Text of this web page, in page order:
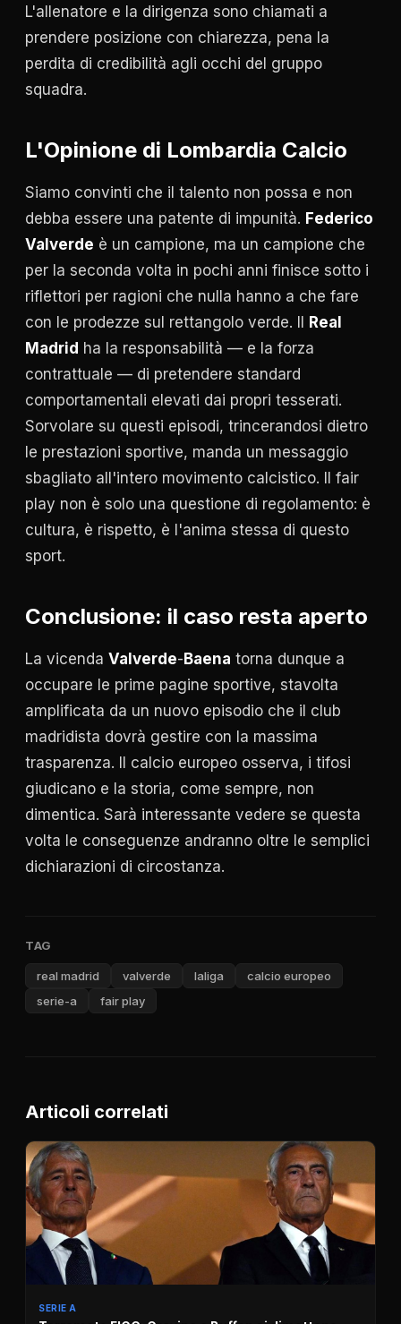
L'allenatore e la dirigenza sono chiamati a
prendere posizione con chiarezza, pena la
perdita di credibilità agli occhi del gruppo
squadra.
L'Opinione di Lombardia Calcio
Siamo convinti che il talento non possa e non
debba essere una patente di impunità. Federico
Valverde è un campione, ma un campione che
per la seconda volta in pochi anni finisce sotto i
riflettori per ragioni che nulla hanno a che fare
con le prodezze sul rettangolo verde. Il Real
Madrid ha la responsabilità — e la forza
contrattuale — di pretendere standard
comportamentali elevati dai propri tesserati.
Sorvolare su questi episodi, trincerandosi dietro
le prestazioni sportive, manda un messaggio
sbagliato all'intero movimento calcistico. Il fair
play non è solo una questione di regolamento: è
cultura, è rispetto, è l'anima stessa di questo
sport.
Conclusione: il caso resta aperto
La vicenda Valverde-Baena torna dunque a
occupare le prime pagine sportive, stavolta
amplificata da un nuovo episodio che il club
madridista dovrà gestire con la massima
trasparenza. Il calcio europeo osserva, i tifosi
giudicano e la storia, come sempre, non
dimentica. Sarà interessante vedere se questa
volta le conseguenze andranno oltre le semplici
dichiarazioni di circostanza.
TAG
real madrid valverde laliga
calcio europeo
serie-a
fair play
Articoli correlati
SERIE A